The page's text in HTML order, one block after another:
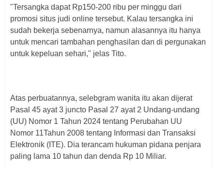
"Tersangka dapat Rp150-200 ribu per minggu dari
promosi situs judi online tersebut. Kalau tersangka ini
sudah bekerja sebenarnya, namun alasannya itu hanya
untuk mencari tambahan penghasilan dan di pergunakan
untuk kepeluan sehari," jelas Tito.
Atas perbuatannya, selebgram wanita itu akan dijerat
Pasal 45 ayat 3 juncto Pasal 27 ayat 2 Undang-undang
(UU) Nomor 1 Tahun 2024 tentang Perubahan UU
Nomor 11Tahun 2008 tentang Informasi dan Transaksi
Elektronik (ITE). Dia terancam hukuman pidana penjara
paling lama 10 tahun dan denda Rp 10 Miliar.